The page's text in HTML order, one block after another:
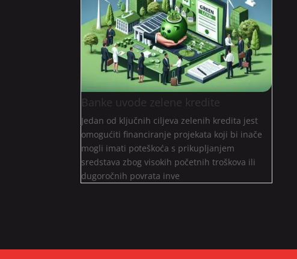
Banke uvode zelene kredite
Jedan od ključnih ciljeva zelenih kredita jest
omogućiti financiranje projekata koji bi inače
mogli imati poteškoća s prikupljanjem
sredstava zbog visokih početnih troškova ili
dugoročnih povrata inve